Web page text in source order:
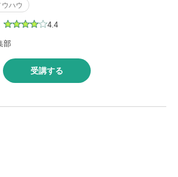
ハウ
4.4
部
受講する